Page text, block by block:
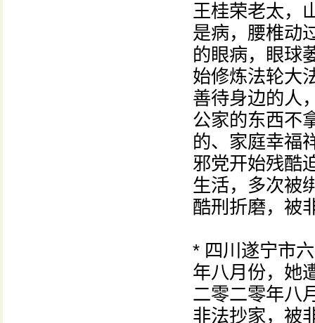
王桂荣老太，
是病，腰椎动
的眼病，眼球
始修炼法轮大
善待身边的人
公家的东西不
的、家庭幸福
邪党开始残酷
生活，多次被
酷刑折磨，被
* 四川遂宁市
年八月份，她
二零二零年八
非法抄家，被